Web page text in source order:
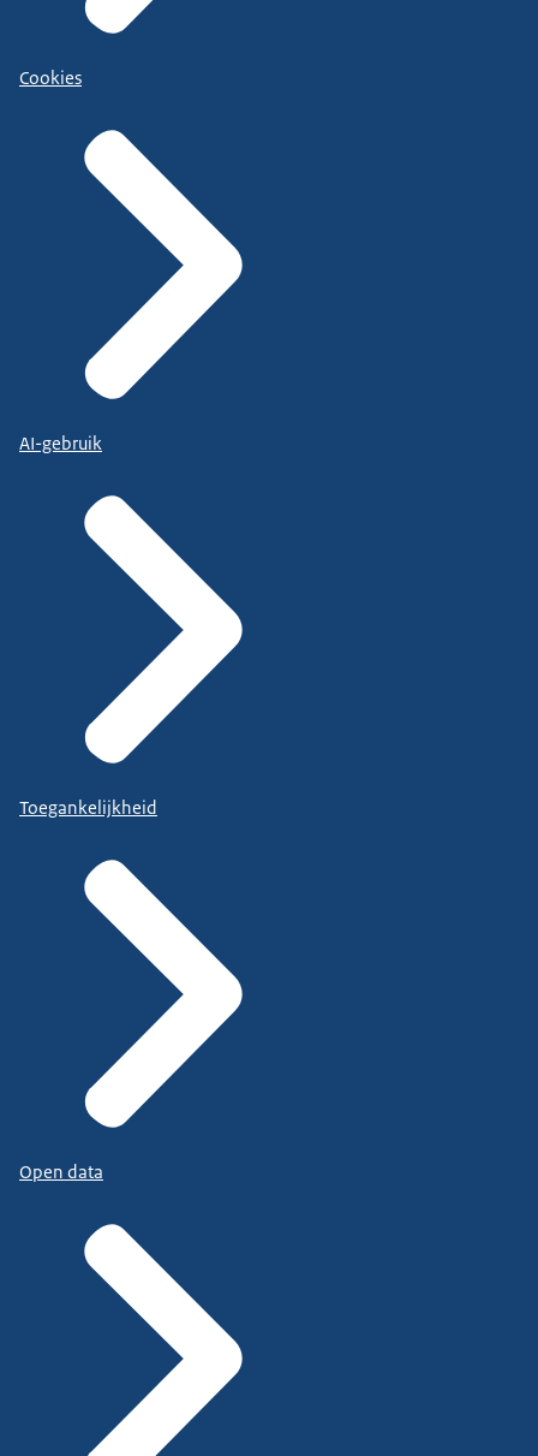
Cookies
AI-gebruik
Toegankelijkheid
Open data